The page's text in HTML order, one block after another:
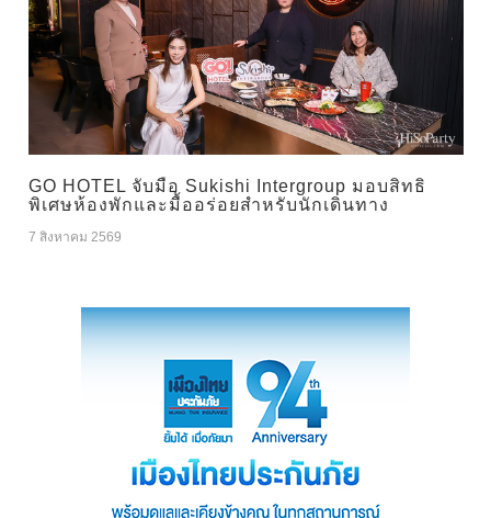
GO HOTEL จับมือ Sukishi Intergroup มอบสิทธิ
พิเศษห้องพักและมื้ออร่อยสำหรับนักเดินทาง
7 สิงหาคม 2569